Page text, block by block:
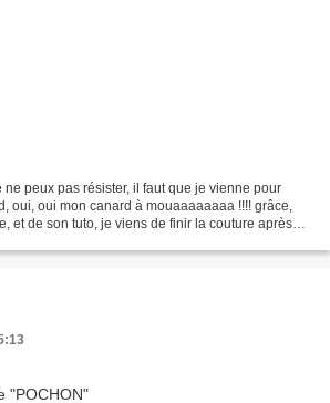
ne peux pas résister, il faut que je vienne pour
oui, oui mon canard à mouaaaaaaaa !!!! grâce,
et de son tuto, je viens de finir la couture après